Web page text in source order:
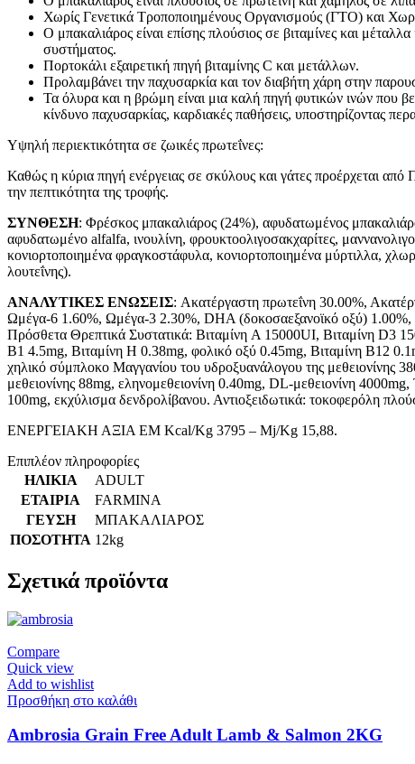
Χωρίς Γενετικά Τροποποιημένους Οργανισμούς (ΓΤΟ) και
Ο μπακαλιάρος είναι επίσης πλούσιος σε βιταμίνες και
συστήματος.
Πορτοκάλι εξαιρετική πηγή βιταμίνης C και μετάλλων.
Προλαμβάνει την παχυσαρκία και τον διαβήτη χάρη στην
Τα όλυρα και η βρώμη είναι μια καλή πηγή φυτικών ινών που
κίνδυνο παχυσαρκίας, καρδιακές παθήσεις, υποστηρίζοντας
Υψηλή περιεκτικότητα σε ζωικές πρωτεΐνες:
Καθώς η κύρια πηγή ενέργειας σε σκύλους και γάτες προέρχεται
την πεπτικότητα της τροφής.
ΣΥΝΘΕΣΗ: Φρέσκος μπακαλιάρος (24%), αφυδατωμένος
αφυδατωμένο alfalfa, ινουλίνη, φρουκτοολιγοσακχαρίτες,
κονιορτοποιημένα φραγκοστάφυλα, κονιορτοποιημένα μύρτιλλα,
λουτεΐνης).
ΑΝΑΛΥΤΙΚΕΣ ΕΝΩΣΕΙΣ: Ακατέργαστη πρωτεΐνη 30.00%,
Ωμέγα-6 1.60%, Ωμέγα-3 2.30%, DHA (δοκοσαεξανοϊκό οξύ) 1.00%,
Πρόσθετα Θρεπτικά Συστατικά: Βιταμίνη A 15000UI, Βιταμίνη D3
B1 4.5mg, Βιταμίνη H 0.38mg, φολικό οξύ 0.45mg, Βιταμίνη B12
χηλικό σύμπλοκο Μαγγανίου του υδροξυανάλογου της μεθειονίνης
μεθειονίνης 88mg, εληνομεθειονίνη 0.40mg, DL-μεθειονίνη
100mg, εκχύλισμα δενδρολίβανου. Αντιοξειδωτικά: τοκοφερόλη
ΕΝΕΡΓΕΙΑΚΗ ΑΞΙΑ EM Kcal/Kg 3795 – Mj/Kg 15,88.
Επιπλέον πληροφορίες
ΗΛΙΚΙΑ
ADULT
ΕΤΑΙΡΙΑ
FARMINA
ΓΕΥΣΗ
ΜΠΑΚΑΛΙΑΡΟΣ
ΠΟΣΟΤΗΤΑ 12kg
Σχετικά προϊόντα
Compare
Quick view
Add to wishlist
Προσθήκη στο καλάθι
Ambrosia Grain Free Adult Lamb & Salmon 2KG